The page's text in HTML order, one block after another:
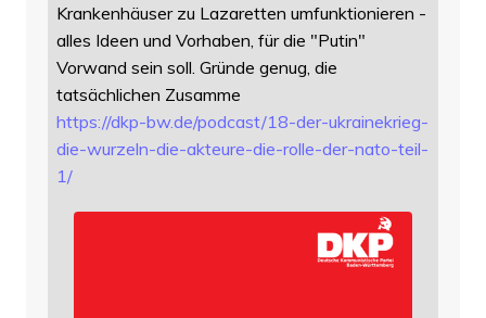
Krankenhäuser zu Lazaretten umfunktionieren -
alles Ideen und Vorhaben, für die "Putin"
Vorwand sein soll. Gründe genug, die
tatsächlichen Zusamme
https://dkp-bw.de/podcast/18-der-ukrainekrieg-
die-wurzeln-die-akteure-die-rolle-der-nato-teil-
1/